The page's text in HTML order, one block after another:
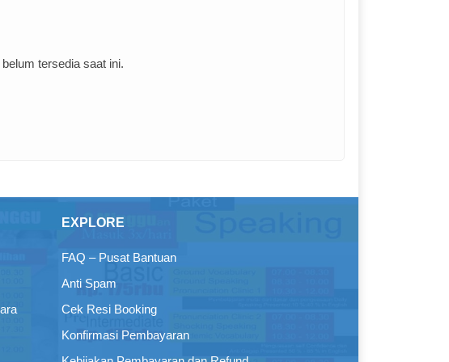
tersedia saat ini.
EXPLORE
FAQ – Pusat Bantuan
Anti Spam
Cek Resi Booking
Konfirmasi Pembayaran